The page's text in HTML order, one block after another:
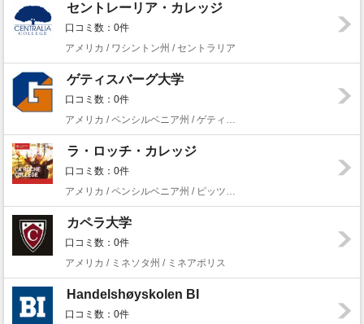
セントレーリア・カレッジ
口コミ数：0件
アメリカ / ワシントン州 / セントラリア
ゲティスバーグ大学
口コミ数：0件
ラ・ロッチ・カレッジ
口コミ数：0件
カペラ大学
口コミ数：0件
アメリカ / ミネソタ州 / ミネアポリス
Handelshøyskolen BI
口コミ数：0件